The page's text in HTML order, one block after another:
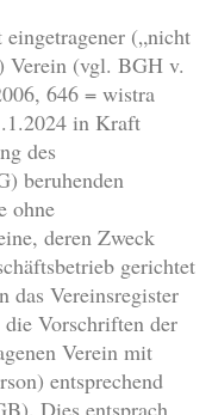
(„nicht
Verein (vgl. BGH v.
646 = wistra
in Kraft
des
beruhenden
ohne
deren Zweck
gerichtet
das Vereinsregister
Vorschriften der
Verein mit
entsprechend